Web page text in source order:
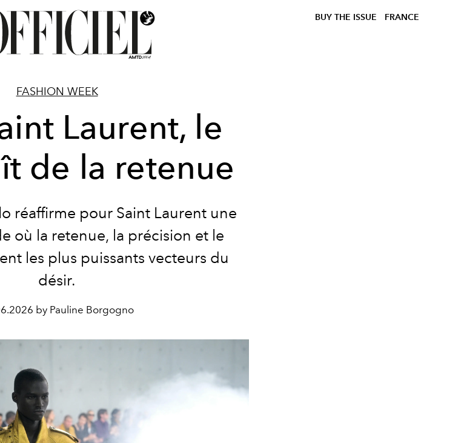
BUY THE ISSUE FRANCE
FASHION WEEK
Laurent, le
de la retenue
réaffirme pour Saint Laurent une
où la retenue, la précision et le
les plus puissants vecteurs du
désir.
by Pauline Borgogno